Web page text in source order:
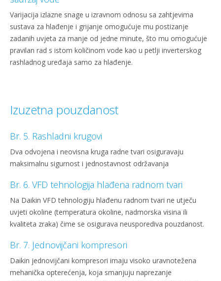
Varijacija izlazne snage u izravnom odnosu sa zahtjevima
sustava za hlađenje i grijanje omogućuje mu postizanje
zadanih uvjeta za manje od jedne minute, što mu omogućuje
pravilan rad s istom količinom vode kao u petlji inverterskog
rashladnog uređaja samo za hlađenje.
Izuzetna pouzdanost
Br. 5. Rashladni krugovi
Dva odvojena i neovisna kruga radne tvari osiguravaju
maksimalnu sigurnost i jednostavnost održavanja
Br. 6. VFD tehnologija hlađena radnom tvari
Na Daikin VFD tehnologiju hlađenu radnom tvari ne utječu
uvjeti okoline (temperatura okoline, nadmorska visina ili
kvaliteta zraka) čime se osigurava neusporediva pouzdanost.
Br. 7. Jednovijčani kompresori
Daikin jednovijčani kompresori imaju visoko uravnotežena
mehanička opterećenja, koja smanjuju naprezanje